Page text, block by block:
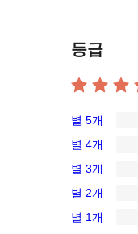
등급
10/5-
별
점
후
기
별 5개
0/4-
별
점
후
별 4개
0/3-
별
점
별 3개
0/2-
별
별 2개
0/1-
별 1개